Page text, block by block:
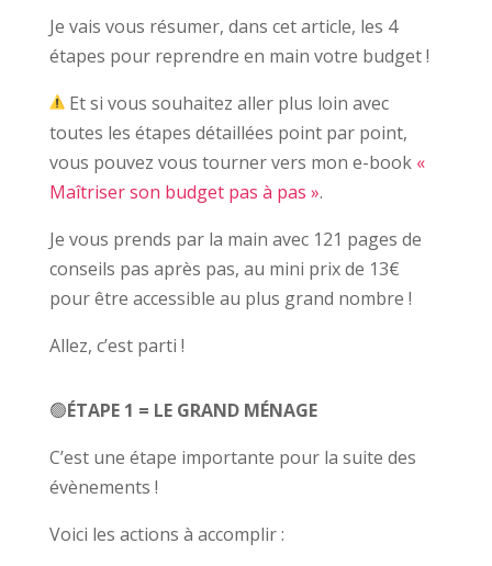
Je vais vous résumer, dans cet article, les 4
étapes pour reprendre en main votre budget !
Et si vous souhaitez aller plus loin avec
toutes les étapes détaillées point par point,
vous pouvez vous tourner vers mon e-book «
Maîtriser son budget pas à pas ».
Je vous prends par la main avec 121 pages de
conseils pas après pas, au mini prix de 13€
pour être accessible au plus grand nombre !
Allez, c’est parti !
🟢ÉTAPE 1 = LE GRAND MÉNAGE
C’est une étape importante pour la suite des
évènements !
Voici les actions à accomplir :